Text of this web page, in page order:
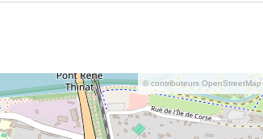
© contributeurs OpenStreetMap